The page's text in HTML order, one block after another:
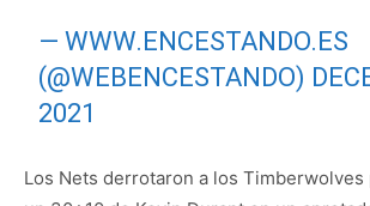
— WWW.ENCESTANDO.ES
(@WEBENCESTANDO)
2021
Los Nets derrotaron a los Timberwolves